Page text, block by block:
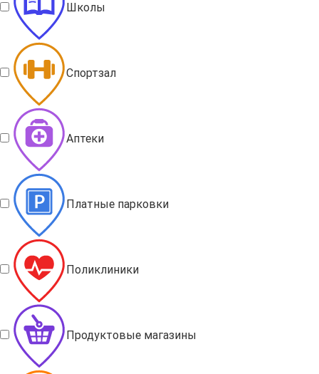
Школы
Спортзал
Аптеки
Платные парковки
Поликлиники
Продуктовые магазины